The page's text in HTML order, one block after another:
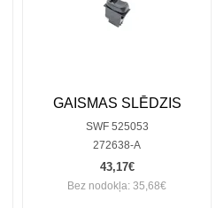
GAISMAS SLĒDZIS
SWF 525053
272638-A
43,17€
Bez nodokļa: 35,68€